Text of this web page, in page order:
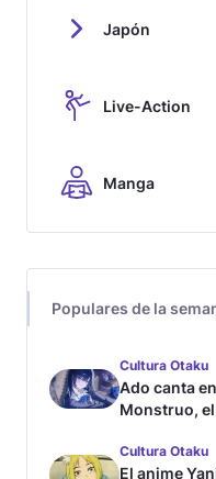
Japón
Live-Action
Manga
Populares de la
Cultura Otaku
Ado canta
Monstruo,
Cultura Otaku
El anime